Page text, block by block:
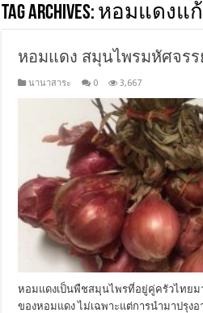
Tag Archives: หอมแดงแ
หอมแดง สมุนไพรมหัศจรร
นานาสาระ 0 3,667
หอมแดงเป็นพืชสมุนไพรที่อยู่คู่ครัวไทย
ของหอมแดง ไม่เฉพาะแต่การนำมาปรุง